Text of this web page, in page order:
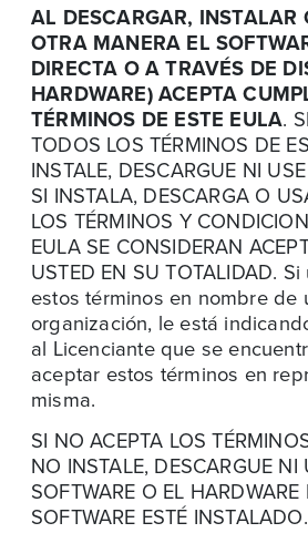
AL DESCARGAR, INSTALAR
OTRA MANERA EL
DIRECTA O A TRAVÉS DE
HARDWARE) ACEPTA
TÉRMINOS DE ESTE EULA.
TODOS LOS TÉRMINOS DE
INSTALE, DESCARGUE NI
SI INSTALA, DESCARGA O
LOS TÉRMINOS Y
EULA SE CONSIDERAN
USTED EN SU TOTALIDAD.
estos términos en nombre de
organización, le está
al Licenciante que se
aceptar estos términos en
misma.
SI NO ACEPTA LOS
NO INSTALE, DESCARGUE NI
SOFTWARE O EL
SOFTWARE ESTÉ INSTALADO.